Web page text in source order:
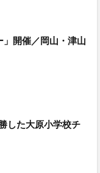
開催／岡山・津山
した大原小学校チ